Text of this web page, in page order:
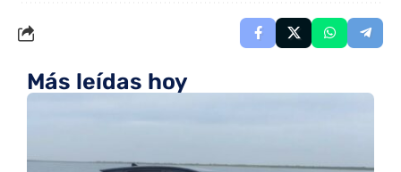
Más leídas hoy